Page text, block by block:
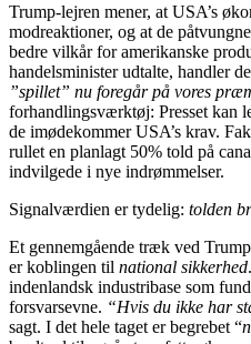
Trump-lejren mener, at USA’s
modreaktioner, og at de
bedre vilkår for amerikanske
handelsminister udtalte, handler
”spillet” nu foregår på vores
forhandlingsværktøj: Presset kan
de imødekommer USA’s krav.
rullet en planlagt 50% told på
indvilgede i nye indrømmelser.
Signalværdien er tydelig: tolden
Et gennemgående træk ved
er koblingen til national sikkerhed
indenlandsk industribase som
forsvarsevne. “Hvis du ikke har
sagt. I det hele taget er begrebet “